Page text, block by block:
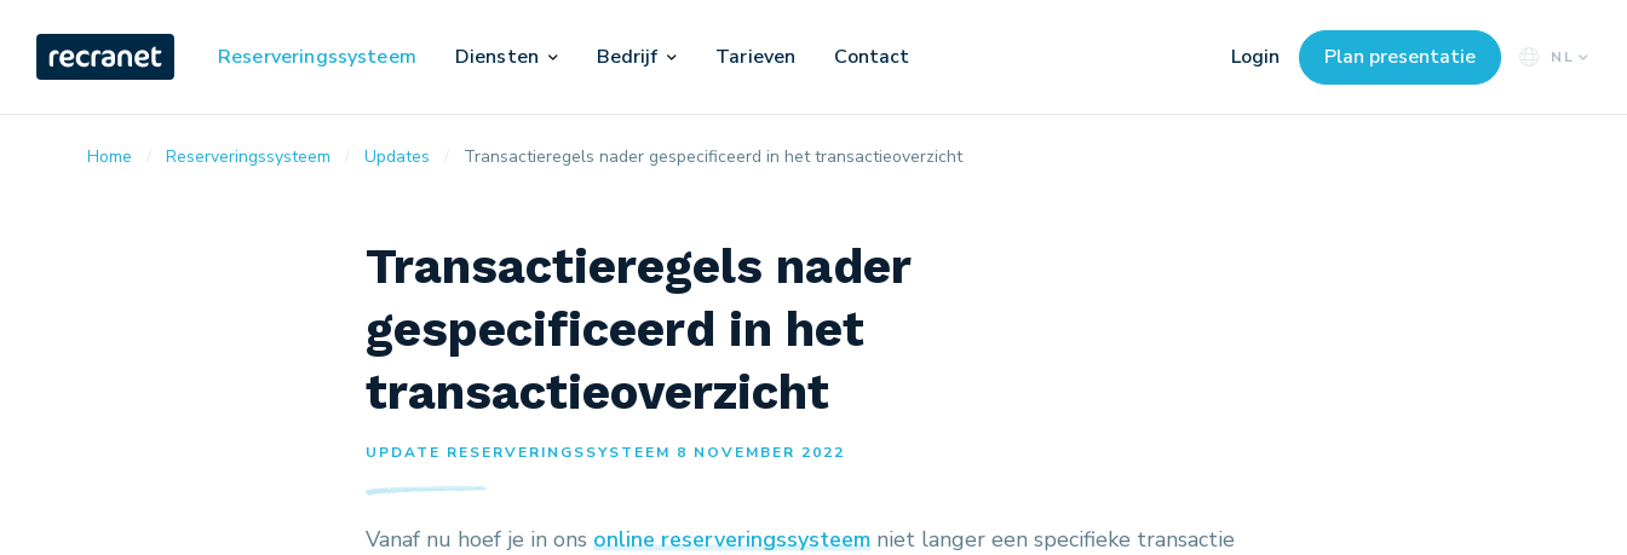
Reserveringssysteem Diensten Bedrijf Tarieven Contact Login Plan presentatie NL
Home Reserveringssysteem Updates Transactieregels nader gespecificeerd in het transactieoverzicht
Transactieregels nader
gespecificeerd in het
transactieoverzicht
UPDATE RESERVERINGSSYSTEEM 8 NOVEMBER 2022
Vanaf nu hoef je in ons online reserveringssysteem niet langer een specifieke transactie